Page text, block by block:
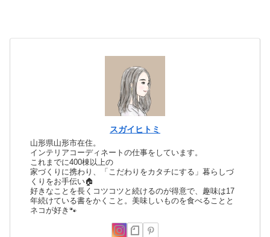
スガイヒトミ
山形県山形市在住。
インテリアコーディネートの仕事をしています。
これまでに400棟以上の
家づくりに携わり、「こだわりをカタチにする」暮らしづ
くりをお手伝い🏠
好きなことを長くコツコツと続けるのが得意で、趣味は17
年続けている書をかくこと。美味しいものを食べることと
ネコが好き🐾